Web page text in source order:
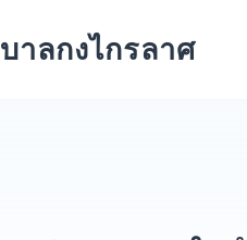
าลกงไกรลาศ